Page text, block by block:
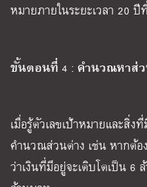
หมายภายในระยะเวลา 20 ปี
ขั้นตอนที่ 4 : คำนวณหาส่ว
เมื่อรู้ตัวเลขเป้าหมายและสิ่
คำนวณส่วนต่าง เช่น หากต้อ
ว่าเงินที่มีอยู่จะเติบโตเป็น 6